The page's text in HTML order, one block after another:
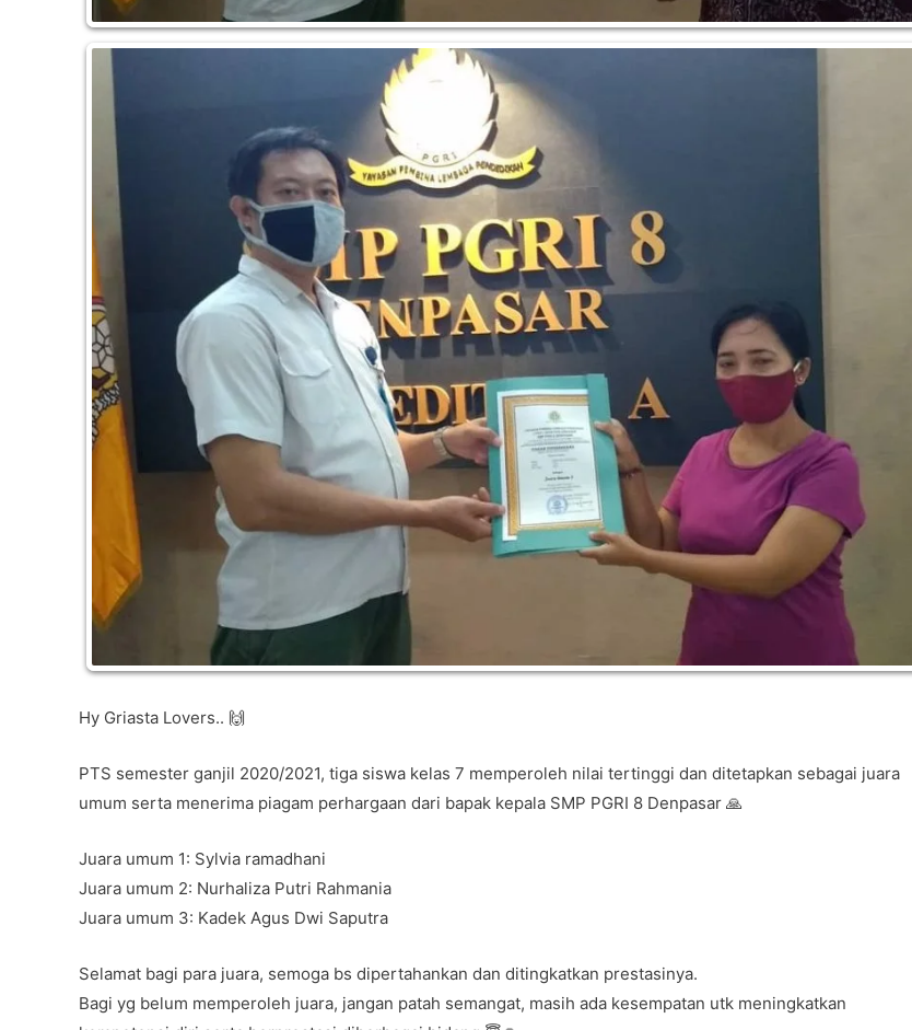
Hy Griasta Lovers.. 🙌
PTS semester ganjil 2020/2021, tiga siswa kelas 7 memperoleh nilai tertinggi dan ditetapkan sebagai juara
umum serta menerima piagam perhargaan dari bapak kepala SMP PGRI 8 Denpasar 🙏
Juara umum 1: Sylvia ramadhani
Juara umum 2: Nurhaliza Putri Rahmania
Juara umum 3: Kadek Agus Dwi Saputra
Selamat bagi para juara, semoga bs dipertahankan dan ditingkatkan prestasinya.
Bagi yg belum memperoleh juara, jangan patah semangat, masih ada kesempatan utk meningkatkan